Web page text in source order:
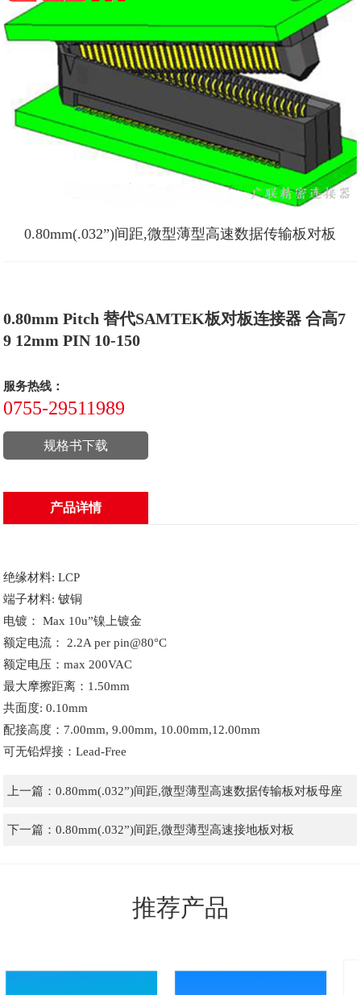
0.80mm(.032”)间距,微型薄型高速数据传输板对板
0.80mm Pitch 替代SAMTEK板对板连接器 合高7
9 12mm PIN 10-150
服务热线：
0755-29511989
规格书下载
产品详情
绝缘材料: LCP
端子材料: 铍铜
电镀： Max 10u”镍上镀金
额定电流： 2.2A per pin@80°C
额定电压：max 200VAC
最大摩擦距离：1.50mm
共面度: 0.10mm
配接高度：7.00mm, 9.00mm, 10.00mm,12.00mm
可无铅焊接：Lead-Free
上一篇： 0.80mm(.032”)间距,微型薄型高速数据传输板对板母座
下一篇： 0.80mm(.032”)间距,微型薄型高速接地板对板
推荐产品